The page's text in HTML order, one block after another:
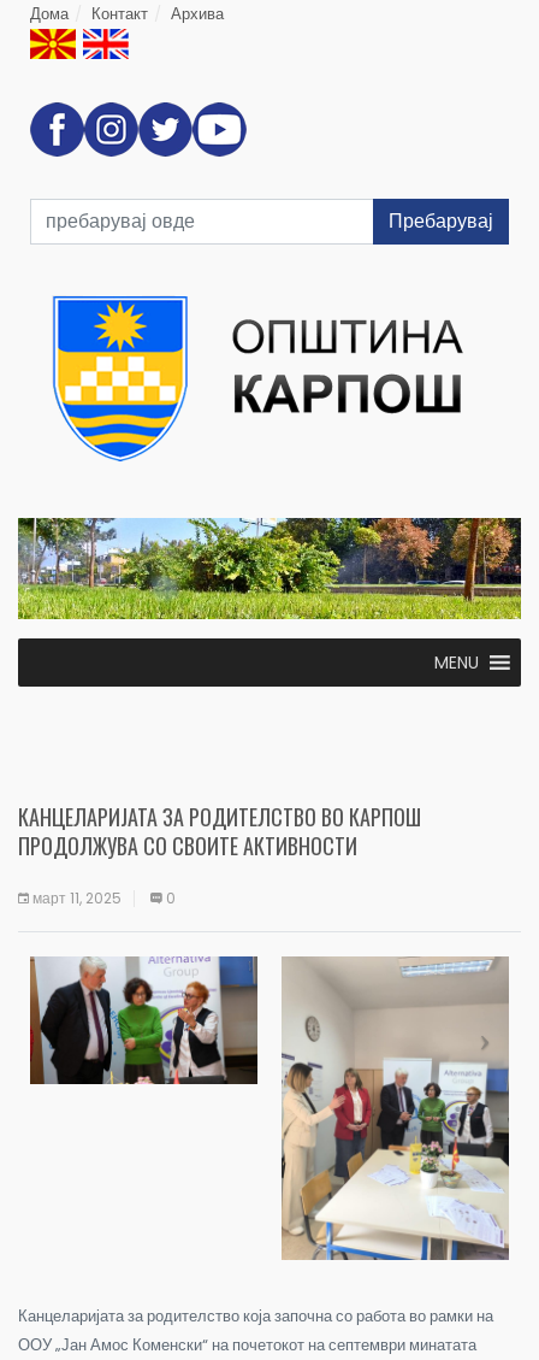
Дома Контакт Архива
Пребарувај
MENU
КАНЦЕЛАРИЈАТА ЗА РОДИТЕЛСТВО ВО КАРПОШ
ПРОДОЛЖУВА СО СВОИТЕ АКТИВНОСТИ
март 11, 2025 0
Канцеларијата за родителство која започна со работа во рамки на
ООУ „Јан Амос Коменски“ на почетокот на септември минатата